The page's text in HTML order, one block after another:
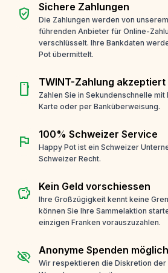
verified_user Sichere Zahlungen
Die Zahlungen werden von
führenden Anbieter für Online-
verschlüsselt. Ihre Bankdaten
Pot übermittelt.
smartphone TWINT-Zahlung akzeptiert
Zahlen Sie in Sekundenschnelle
Karte oder per Banküberweisung.
flag 100% Schweizer Service
Happy Pot ist ein Schweizer
Schweizer Recht.
savings Kein Geld vorschiessen
Ihre Großzügigkeit kennt keine
können Sie Ihre Sammelaktion
einzigen Franken vorauszuzahlen.
visibility_off Anonyme Spenden möglich
Wir respektieren die Diskretion der